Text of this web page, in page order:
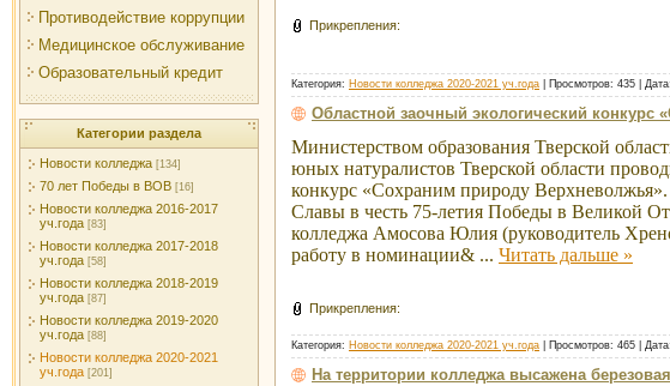
Противодействие коррупции
Медицинское обслуживание
Образовательный кредит
Категории раздела
Новости колледжа [134]
70 лет Победы в ВОВ [16]
Новости колледжа 2016-2017
уч.года [83]
Новости колледжа 2017-2018
уч.года [58]
Новости колледжа 2018-2019
уч.года [87]
Новости колледжа 2019-2020
уч.года [88]
Новости колледжа 2020-2021
уч.года [201]
Прикрепления:
Категория: Новости колледжа 2020-2021 уч.года | Просмотров: 435 | Дата:
Областной заочный экологический конкурс
Министерством образования Тверской
юных натуралистов Тверской области
конкурс «Сохраним природу
Славы в честь 75-летия Победы в Великой
колледжа Амосова Юлия (руководитель
работу в номинации& ... Читать дальше »
Прикрепления:
Категория: Новости колледжа 2020-2021 уч.года | Просмотров: 465 | Дата:
На территории колледжа высажена